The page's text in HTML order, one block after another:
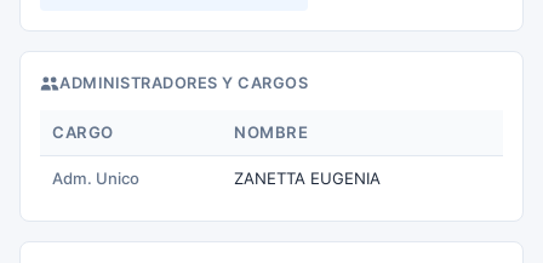
ADMINISTRADORES Y CARGOS
CARGO NOMBRE
Adm. Unico ZANETTA EUGENIA